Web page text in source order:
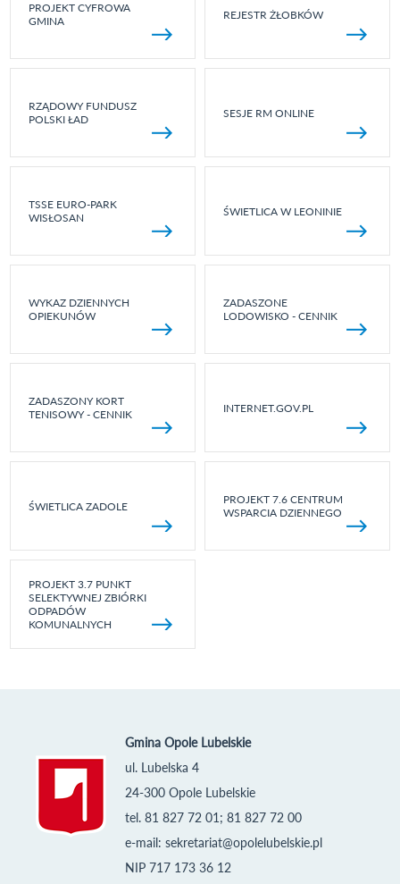
PROJEKT CYFROWA
GMINA
REJESTR ŻŁOBKÓW
RZĄDOWY FUNDUSZ
POLSKI ŁAD
SESJE RM ONLINE
TSSE EURO-PARK
WISŁOSAN
ŚWIETLICA W LEONINIE
WYKAZ DZIENNYCH
OPIEKUNÓW
ZADASZONE
LODOWISKO - CENNIK
ZADASZONY KORT
TENISOWY - CENNIK
INTERNET.GOV.PL
ŚWIETLICA ZADOLE
PROJEKT 7.6 CENTRUM
WSPARCIA DZIENNEGO
PROJEKT 3.7 PUNKT
SELEKTYWNEJ ZBIÓRKI
ODPADÓW
KOMUNALNYCH
Gmina Opole Lubelskie
ul. Lubelska 4
24-300 Opole Lubelskie
tel. 81 827 72 01; 81 827 72 00
e-mail: sekretariat@opolelubelskie.pl
NIP 717 173 36 12